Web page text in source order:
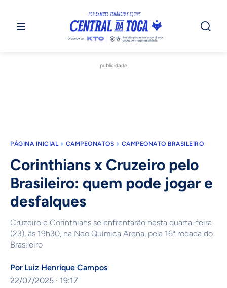
publicidade
PÁGINA INICIAL CAMPEONATOS CAMPEONATO BRASILEIRO
Corinthians x Cruzeiro pelo
Brasileiro: quem pode jogar e
desfalques
Cruzeiro e Corinthians se enfrentarão nesta quarta-feira
(23), às 19h30, na Neo Química Arena, pela 16ª rodada do
Brasileiro
Por Luiz Henrique Campos
22/07/2025 · 19:17